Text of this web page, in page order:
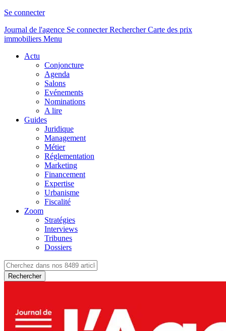
Se connecter
Journal de l'agence Se connecterRechercher Carte des prix
immobiliers Menu
Actu
Conjoncture
Agenda
Salons
Evénements
Nominations
A lire
Guides
Juridique
Management
Métier
Réglementation
Marketing
Financement
Expertise
Urbanisme
Fiscalité
Zoom
Stratégies
Interviews
Tribunes
Dossiers
Rechercher